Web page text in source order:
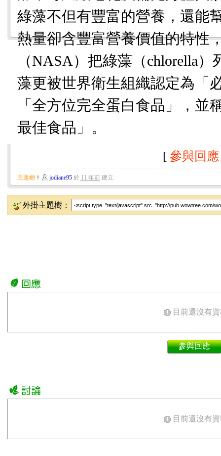
綠藻不但有豐富的營養，還能
熱量卻含豐富營養價值的特性
（NASA）把綠藻（chlorella
藻更被世界衛生組織認定為「
「全方位完全蛋白食品」，並
最佳食品」。
[ 參與回應
主題樹 # jodiane95於 11 年前建立
外掛主題樹：
目前還沒有
參與回應
目前還沒有